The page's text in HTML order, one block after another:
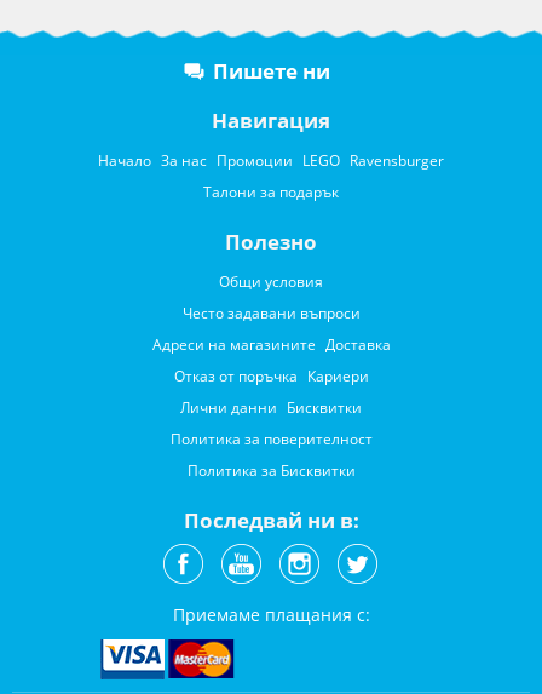
Пишете ни
Навигация
Начало За нас Промоции LEGO Ravensburger
Талони за подарък
Полезно
Общи условия
Често задавани въпроси
Адреси на магазините Доставка
Отказ от поръчка Кариери
Лични данни Бисквитки
Политика за поверителност
Политика за Бисквитки
Последвай ни в:
Приемаме плащания с: